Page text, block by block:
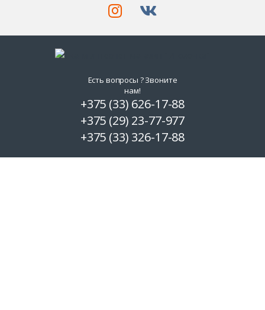
Есть вопросы ? Звоните
нам!
+375 (33) 626-17-88
+375 (29) 23-77-977
+375 (33) 326-17-88